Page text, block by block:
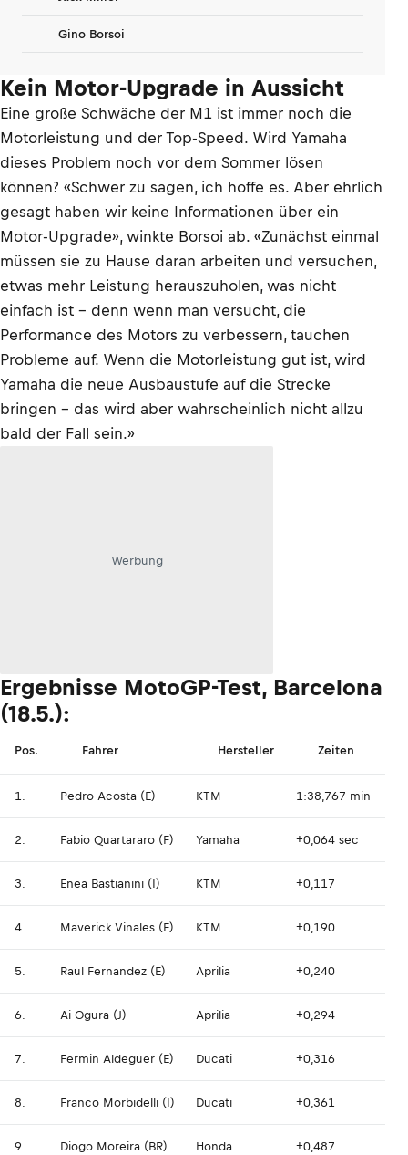
Gino Borsoi
Kein Motor-Upgrade in Aussicht
Eine große Schwäche der M1 ist immer noch die
Motorleistung und der Top-Speed. Wird Yamaha
dieses Problem noch vor dem Sommer lösen
können? «Schwer zu sagen, ich hoffe es. Aber ehrlich
gesagt haben wir keine Informationen über ein
Motor-Upgrade», winkte Borsoi ab. «Zunächst einmal
müssen sie zu Hause daran arbeiten und versuchen,
etwas mehr Leistung herauszuholen, was nicht
einfach ist – denn wenn man versucht, die
Performance des Motors zu verbessern, tauchen
Probleme auf. Wenn die Motorleistung gut ist, wird
Yamaha die neue Ausbaustufe auf die Strecke
bringen – das wird aber wahrscheinlich nicht allzu
bald der Fall sein.»
Werbung
Ergebnisse MotoGP-Test, Barcelona
(18.5.):
Pos. Fahrer Hersteller Zeiten
1. Pedro Acosta (E) KTM 1:38,767 min
2. Fabio Quartararo (F) Yamaha +0,064 sec
3. Enea Bastianini (I) KTM +0,117
4. Maverick Vinales (E) KTM +0,190
5. Raul Fernandez (E) Aprilia +0,240
6. Ai Ogura (J) Aprilia +0,294
7. Fermin Aldeguer (E) Ducati +0,316
8. Franco Morbidelli (I) Ducati +0,361
9. Diogo Moreira (BR) Honda +0,487